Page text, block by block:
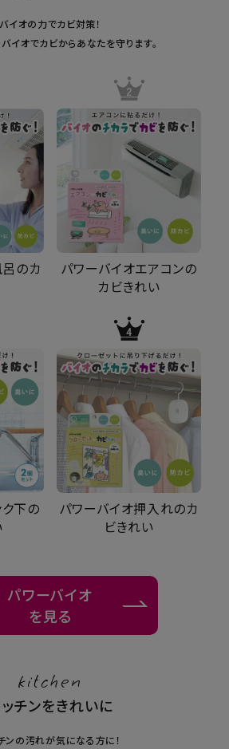
バイオの力でカビ対策！
バイオでカビからあなたを守ります。
のカ
パワーバイオエアコンの
カビきれい
下の
パワーバイオ押入れのカ
ビきれい
パワーバイオ
を見る
kitchen
チンをきれいに
ンの汚れが気になる方に！